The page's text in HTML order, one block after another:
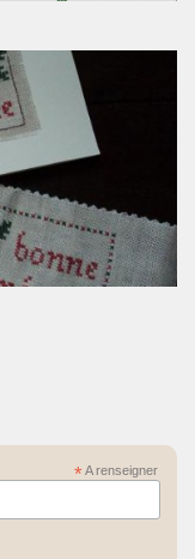
*A renseigner